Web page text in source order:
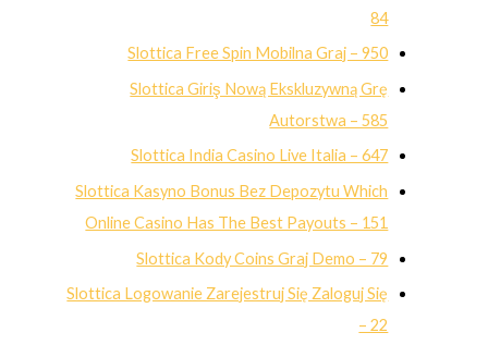
84
Slottica Free Spin Mobilna Graj – 950
Slottica Giriş Nową Ekskluzywną Grę
Autorstwa – 585
Slottica India Casino Live Italia – 647
Slottica Kasyno Bonus Bez Depozytu Which
Online Casino Has The Best Payouts – 151
Slottica Kody Coins Graj Demo – 79
Slottica Logowanie Zarejestruj Się Zaloguj Się
– 22